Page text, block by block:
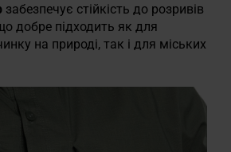
забезпечує стійкість до розривів
добре підходить як для
на природі, так і для міських